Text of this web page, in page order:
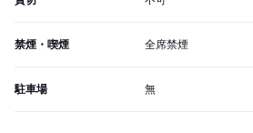
禁煙・喫煙 全席禁煙
駐車場 無